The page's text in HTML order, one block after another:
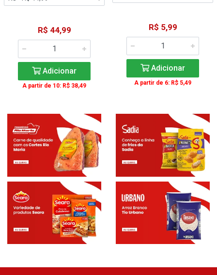
R$ 44,99
Adicionar
A partir de 10: R$ 38,49
R$ 5,99
Adicionar
A partir de 6: R$ 5,49